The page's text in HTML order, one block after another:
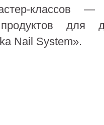
классов —
продуктов для
Nail System».